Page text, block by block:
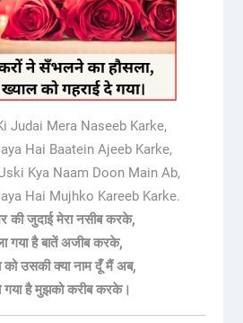
Judai Mera Naseeb Karke,
Hai Baatein Ajeeb Karke,
Kya Naam Doon Main Ab,
Hai Mujhko Kareeb Karke.
की जुदाई मेरा नसीब करके,
गया है बातें अजीब करके,
को उसकी क्या नाम दूँ मैं अब,
गया है मुझको करीब करके।